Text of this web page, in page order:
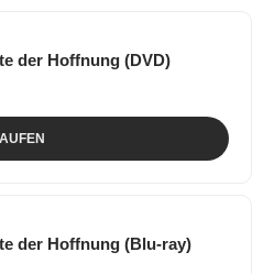
der Hoffnung (DVD)
der Hoffnung (Blu-ray)